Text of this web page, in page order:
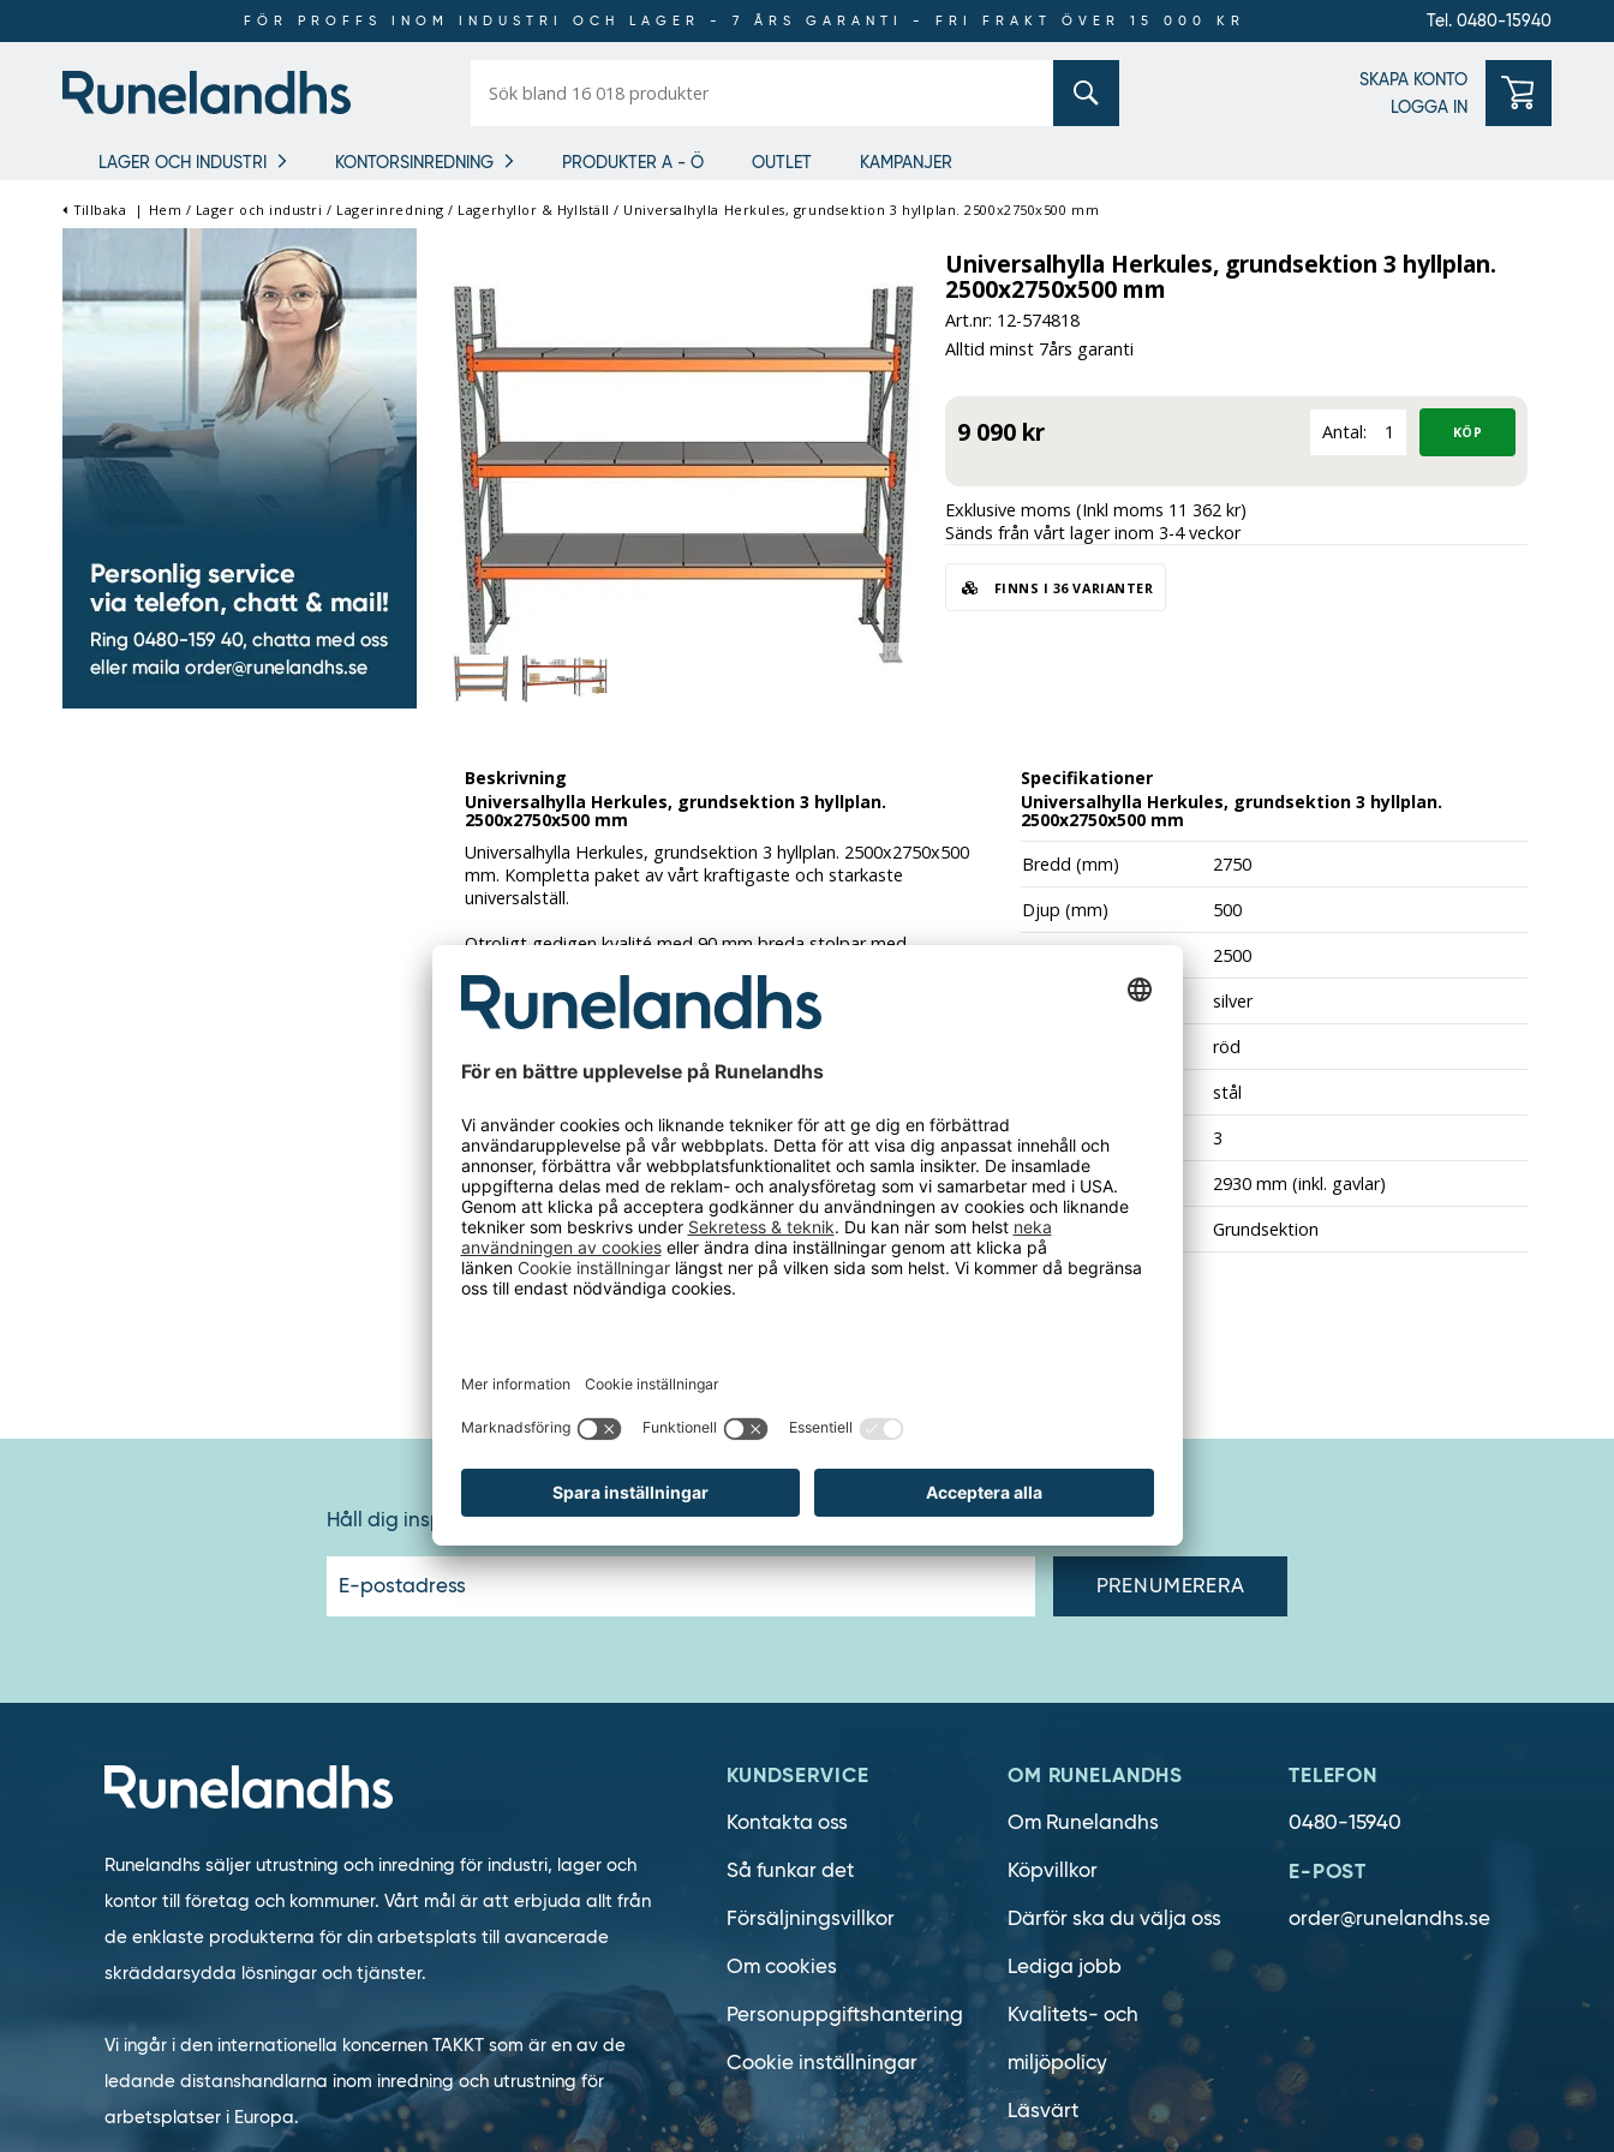
FÖR PROFFS INOM INDUSTRI OCH LAGER - 7 ÅRS GARANTI - FRI FRAKT ÖVER 15 000 KR Tel. 0480-15940
bland
SKAPA KONTO
LOGGA IN
LAGER OCH INDUSTRI KONTORSINREDNING PRODUKTER A - Ö OUTLET KAMPANJER
FÖR PROFFS INOM
INDUSTRI OCH LAGER
Tillbaka | Hem / Lager och industri / Lagerinredning / Lagerhyllor & Hyllställ / Universalhylla Herkules, grundsektion 3 hyllplan. 2500x2750x500 mm
Universalhylla Herkules, grundsektion 3 hyllplan.
2500x2750x500 mm
Art.nr: 12-574818
Alltid minst 7års garanti
9 090 kr Antal:
Exklusive moms (Inkl moms 11 362 kr)
Sänds från vårt lager inom 3-4 veckor
FINNS I 36 VARIANTER
Beskrivning
Universalhylla Herkules, grundsektion 3 hyllplan.
2500x2750x500 mm
Universalhylla Herkules, grundsektion 3 hyllplan. 2500x2750x500
mm. Kompletta paket av vårt kraftigaste och starkaste
universalställ.
Otroligt gedigen kvalité med 90 mm breda stolpar med
pallställsformatet.
Bärbalkarna låses med säkringar och klarar väldigt höga laster,
Hyllplan av elförzinkade plåtar som ligger om balkarna eller
nätbalkplan som ligger infällda.
Klarar fördelade laster upp till 200 kg (plåt) respektive 500 kg
(nätbalkplan) per del
Utöka med tilläggssektion 3-plan
Specifikationer
Universalhylla Herkules, grundsektion 3 hyllplan.
2500x2750x500 mm
Bredd (mm)
2750
Djup (mm)
500
2500
silver
röd
stål
Antal hyllplan
3
Totalbredd
2930 mm (inkl. gavlar)
Utförande
Grundsektion
Håll dig inspirerad och ta del av våra nyheter och kampanjer
E-
postadress"
Runelandhs säljer utrustning och inredning för industri, lager och
kontor till företag och kommuner. Vårt mål är att erbjuda allt från
de enklaste produkterna för din arbetsplats till avancerade
skräddarsydda lösningar och tjänster.
Vi ingår i den internationella koncernen TAKKT som är en av de
ledande distanshandlarna inom inredning och utrustning för
arbetsplatser i Europa.
KUNDSERVICE
Kontakta oss
Så funkar det
Försäljningsvillkor
Om cookies
Personuppgiftshantering
Cookie inställningar
OM RUNELANDHS
Om Runelandhs
Köpvillkor
Därför ska du välja oss
Lediga jobb
Kvalitets- och
miljöpolicy
Läsvärt
TELEFON
0480-15940
E-POST
order@runelandhs.se